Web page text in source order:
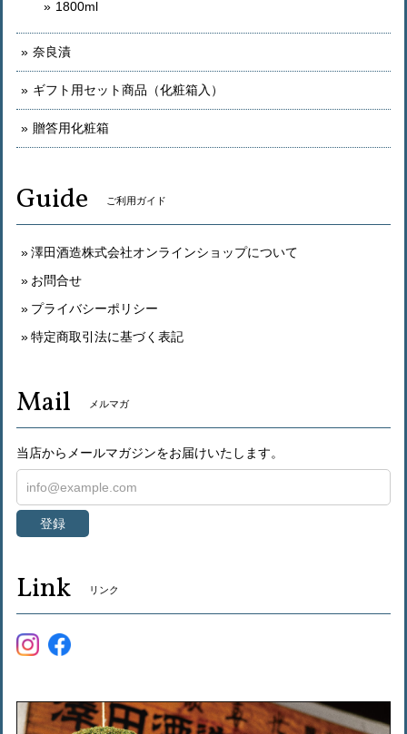
1800ml
奈良漬
ギフト用セット商品（化粧箱入）
贈答用化粧箱
Guide ご利用ガイド
澤田酒造株式会社オンラインショップについて
お問合せ
プライバシーポリシー
特定商取引法に基づく表記
Mail メルマガ
当店からメールマガジンをお届けいたします。
登録
Link リンク